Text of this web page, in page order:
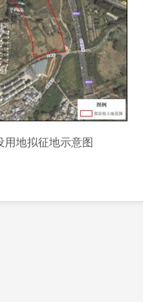
地拟征地示意图